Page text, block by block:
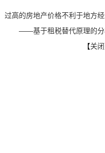
过高的房地产价格不利于地方
——基于租税替代原理的
【关闭